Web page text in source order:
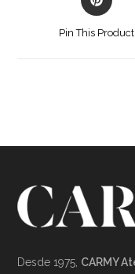
in
Pin This Product
Desde 1975, CARMY